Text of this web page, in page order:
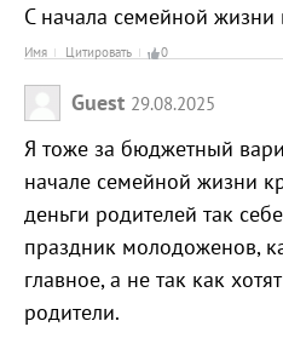
С начала семейной
Имя Цитировать 0
Guest 29.08.2025
Я тоже за бюджетный
начале семейной жизни
деньги родителей так
праздник молодоженов,
главное, а не так как
родители.